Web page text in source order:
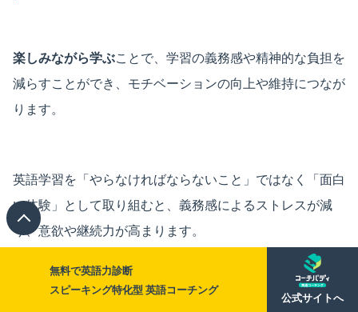
楽しみながら学ぶことで、学習の義務感や精神的な負担を
減らすことができ、モチベーションの向上や維持につなが
ります。
英語学習を「やらなければならないこと」ではなく「面白
い体験」として取り組むと、義務感によるストレスが減
り、意欲や継続力が高まります。
楽しみながら学ぶためには、以下のように映画や音楽・
無料で英語力診断
スピーキング特化型 英語コーチング
公式サイトへ